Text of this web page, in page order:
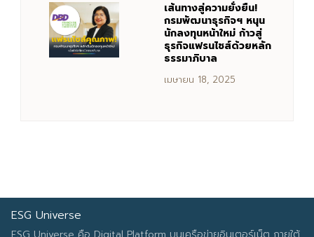
เส้นทางสู่ความยั่งยืน!
กรมพัฒนาธุรกิจฯ หนุน
นักลงทุนหน้าใหม่ ก้าวสู่
ธุรกิจแฟรนไชส์ด้วยหลัก
ธรรมาภิบาล
เมษายน 18, 2025
ESG Universe